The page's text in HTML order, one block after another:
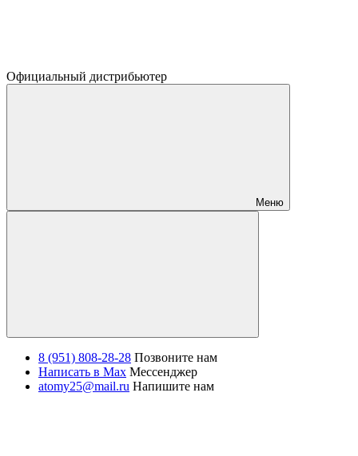
Официальный дистрибьютер
Меню
8 (951) 808-28-28 Позвоните нам
Написать в Max Мессенджер
atomy25@mail.ru Напишите нам